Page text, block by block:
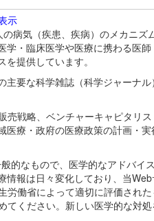
示
病気（疾患、疾病）のメカニズ
・臨床医学や医療に携わる医
提供しています。
要な科学雑誌（科学ジャーナ
戦略、ベンチャーキャピタリス
療・政府の医療政策の計画・
的なもので、医学的なアドバイ
報は日々変化しており、当
働省によって適切に評価され
ください。新しい医学的な対